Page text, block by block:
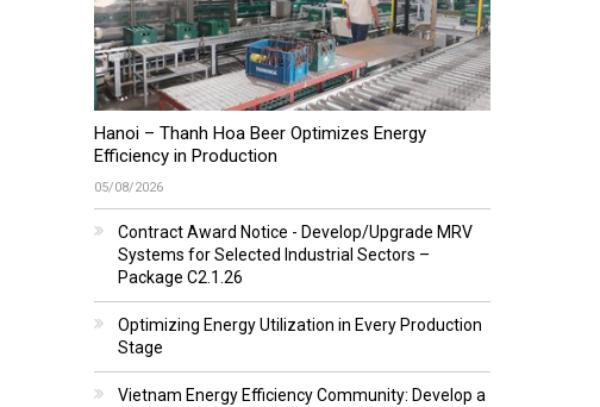
Hanoi – Thanh Hoa Beer Optimizes Energy
Efficiency in Production
05/08/2026
Contract Award Notice - Develop/Upgrade MRV
Systems for Selected Industrial Sectors –
Package C2.1.26
Optimizing Energy Utilization in Every Production
Stage
Vietnam Energy Efficiency Community: Develop a